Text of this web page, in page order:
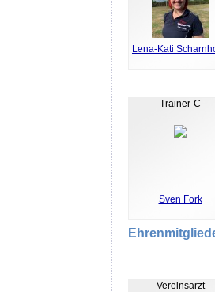
Lena-Kati
Trainer-C
Sven Fork
Vereinsarzt